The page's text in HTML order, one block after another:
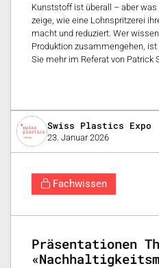
Kunststoff ist überall – aber
zeige, wie eine Lohnspritzerei
macht und reduziert. Wer
Produktion zusammengehen,
Sie mehr im Referat von Patrick
Swiss Plastics Expo
23. Januar 2026
Fachwissen
Präsentationen